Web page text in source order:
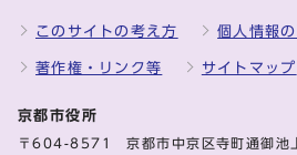
このサイトの考え方 個人情報
著作権・リンク等 サイトマップ
京都市役所
〒604-8571 京都市中京区寺町通御池